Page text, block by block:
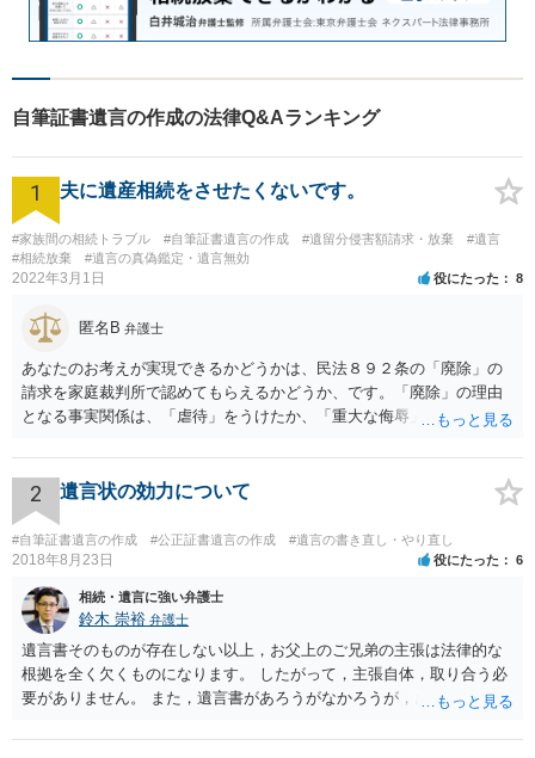
自筆証書遺言の作成の法律Q&Aランキング
1 夫に遺産相続をさせたくないです。
#家族間の相続トラブル #自筆証書遺言の作成 #遺留分侵害額請求・放棄
#遺言
#相続放棄
#遺言の真偽鑑定・遺言無効
2022年3月1日 役にたった 8
匿名B 弁護士
あなたのお考えが実現できるかどうかは、民法８９２条の「廃除」の
請求を家庭裁判所で認めてもらえるかどうか、です。「廃除」の理由
となる事実関係は、「虐待」をうけたか、「重大な侮辱」を受けた
「廃除」は遺言でも可能です（民法８９３条）。 弁護士に具体的な事
情を話して相談して、「廃除」が可能か、実際に法律相談を受けるこ
とをお勧めします。
2 遺言状の効力について
#自筆証書遺言の作成 #公正証書遺言の作成 #遺言の書き直し・やり直し
2018年8月23日 役にたった 6
相続・遺言に強い弁護士
鈴木 崇裕 弁護士
遺言書そのものが存在しない以上，お父上のご兄弟の主張は法律的な
根拠を全く欠くものになります。 したがって，主張自体，取り合う必
要がありません。 また，遺言書があろうがなかろうが，お父上のご兄
ご回答にもありますが， 代理人弁護士をたてて，その弁護士から相手